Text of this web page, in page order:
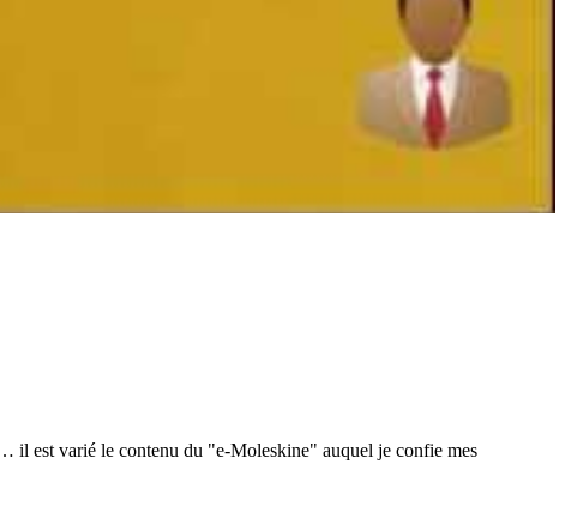
il est varié le contenu du "e-Moleskine" auquel je confie mes